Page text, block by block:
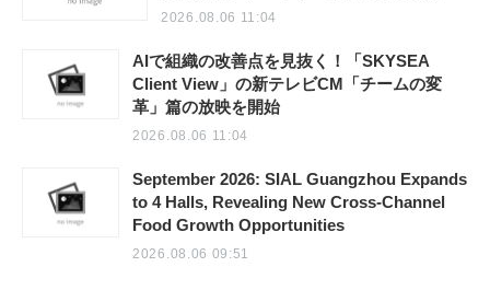
2026.08.06 11:04
AIで組織の改善点を見抜く！「SKYSEA
Client View」の新テレビCM「チームの変
革」篇の放映を開始
2026.08.06 11:04
September 2026: SIAL Guangzhou Expands
to 4 Halls, Revealing New Cross-Channel
Food Growth Opportunities
2026.08.06 09:51